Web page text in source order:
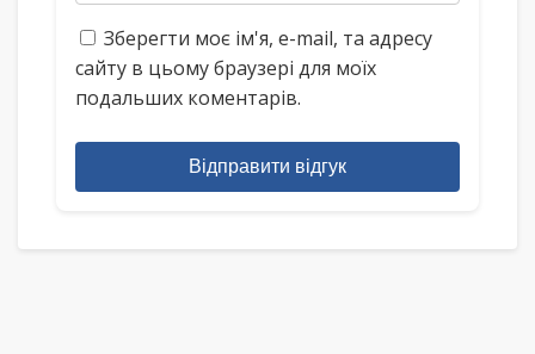
Зберегти моє ім'я, e-mail, та адресу
сайту в цьому браузері для моїх
подальших коментарів.
Відправити відгук